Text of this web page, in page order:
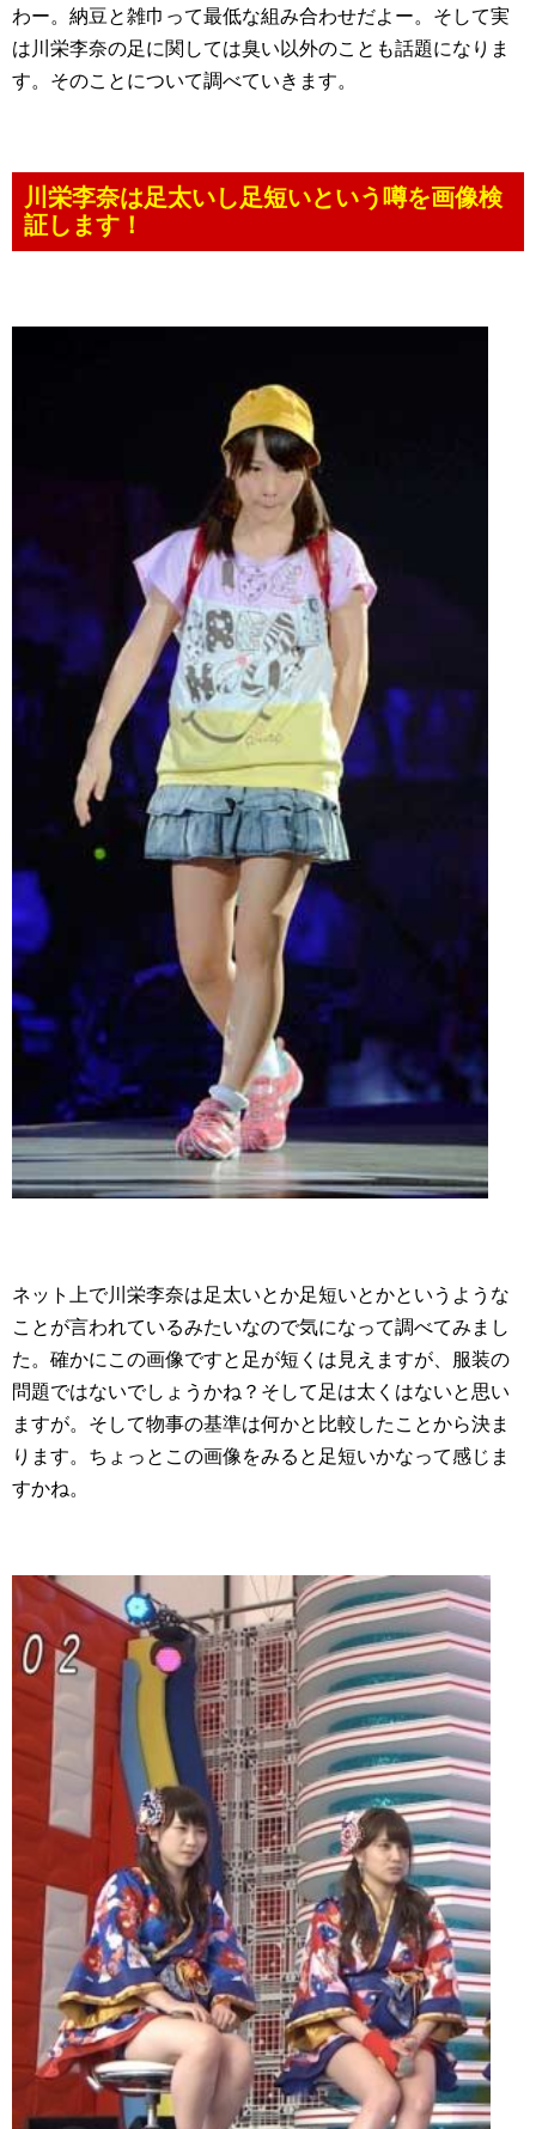
わー。納豆と雑巾って最低な組み合わせだよー。そして実
は川栄李奈の足に関しては臭い以外のことも話題になりま
す。そのことについて調べていきます。
川栄李奈は足太いし足短いという噂を画像検
証します！
ネット上で川栄李奈は足太いとか足短いとかというような
ことが言われているみたいなので気になって調べてみまし
た。確かにこの画像ですと足が短くは見えますが、服装の
問題ではないでしょうかね？そして足は太くはないと思い
ますが。そして物事の基準は何かと比較したことから決ま
ります。ちょっとこの画像をみると足短いかなって感じま
すかね。